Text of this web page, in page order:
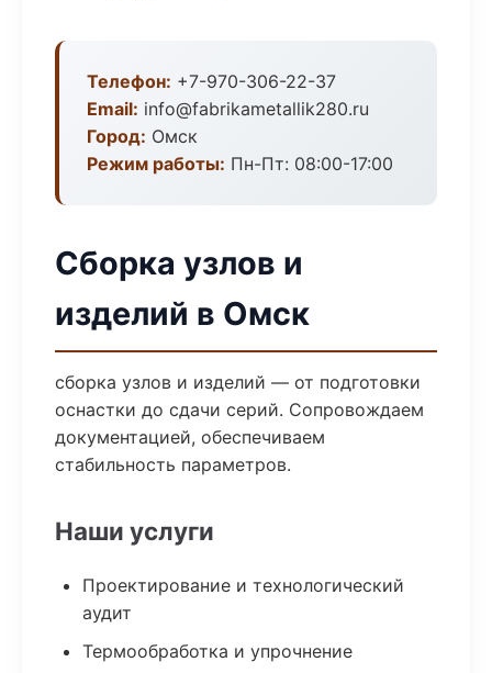
Телефон: +7-970-306-22-37
Email: info@fabrikametallik280.ru
Город: Омск
Режим работы: Пн-Пт: 08:00-17:00
Сборка узлов и
изделий в Омск
сборка узлов и изделий — от подготовки
оснастки до сдачи серий. Сопровождаем
документацией, обеспечиваем
стабильность параметров.
Наши услуги
Проектирование и технологический
аудит
Термообработка и упрочнение